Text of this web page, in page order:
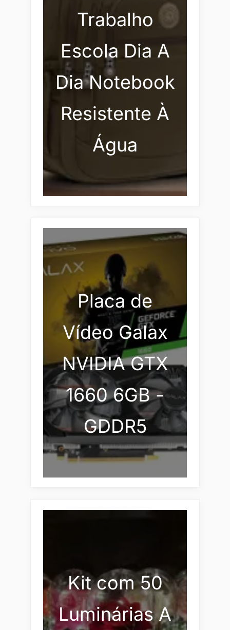
Trabalho
Escola Dia A
Dia Notebook
Resistente À
Água
Placa de
Vídeo Galax
NVIDIA GTX
1660 6GB -
GDDR5
Kit com 50
Luminárias A